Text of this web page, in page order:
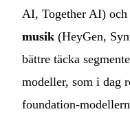
AI, Together AI)
musik (HeyGen,
bättre täcka
modeller, som i dag
foundation-